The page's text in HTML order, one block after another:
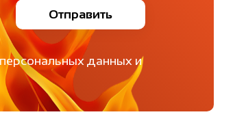
Отправить
данных и